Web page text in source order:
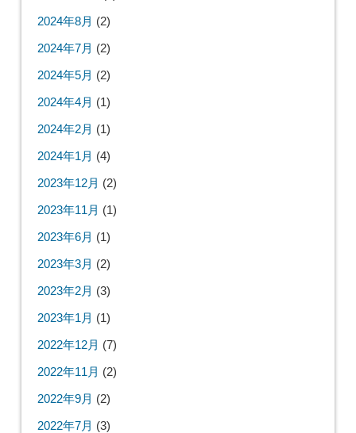
2024年8月 (2)
2024年7月 (2)
2024年5月 (2)
2024年4月 (1)
2024年2月 (1)
2024年1月 (4)
2023年12月 (2)
2023年11月 (1)
2023年6月 (1)
2023年3月 (2)
2023年2月 (3)
2023年1月 (1)
2022年12月 (7)
2022年11月 (2)
2022年9月 (2)
2022年7月 (3)